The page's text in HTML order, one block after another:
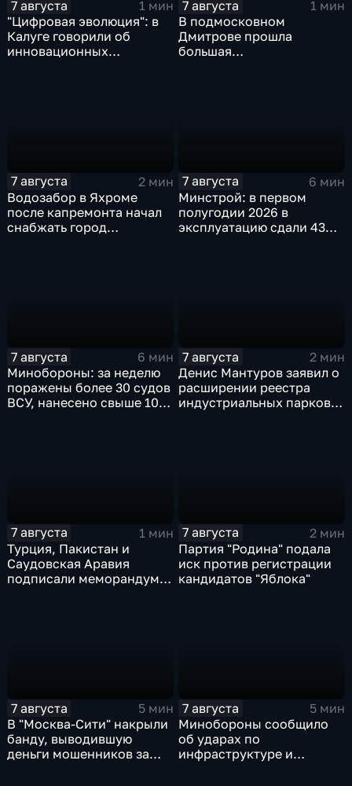
7 августа
1 мин
"Цифровая эволюция": в
Калуге говорили об
инновационных
7 августа
1 мин
В подмосковном
Дмитрове прошла
большая
7 августа
2 мин
Водозабор в Яхроме
после капремонта начал
снабжать город
7 августа
6 мин
Минстрой: в первом
полугодии 2026 в
эксплуатацию сдали 43
7 августа
6 мин
Минобороны: за неделю
поражены более 30 судов
ВСУ, нанесено свыше 10
7 августа
2 мин
Денис Мантуров заявил о
расширении реестра
индустриальных парков в
7 августа
1 мин
Турция, Пакистан и
Саудовская Аравия
подписали меморандум о
7 августа
2 мин
Партия "Родина" подала
иск против регистрации
кандидатов "Яблока"
7 августа
5 мин
В "Москва‑Сити" накрыли
банду, выводившую
деньги мошенников за
7 августа
5 мин
Минобороны сообщило
об ударах по
инфраструктуре и